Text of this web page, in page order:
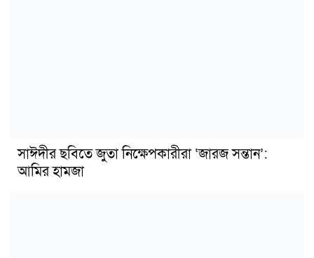
সাঈদীর ছবিতে জুতা নিক্ষেপকারীরা ‘জারজ সন্তান’:
আমির হামজা